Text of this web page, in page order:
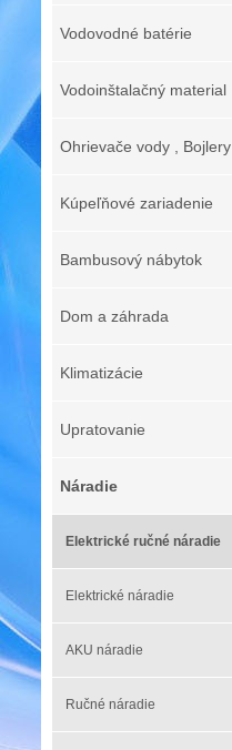
Vodovodné batérie
Vodoinštalačný material
Ohrievače vody , Bojlery
Kúpeľňové zariadenie
Bambusový nábytok
Dom a záhrada
Klimatizácie
Upratovanie
Náradie
Elektrické ručné náradie
Elektrické náradie
AKU náradie
Ručné náradie